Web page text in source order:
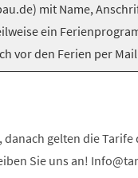
mit Name,
ein
vor den Ferien per
gelten die Tarife
Sie uns an!